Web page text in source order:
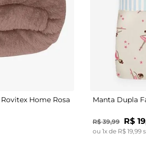
Home Rosa Manta Dupla
R$ 39,99 R$ 19
ou 1x de R$ 19, 99